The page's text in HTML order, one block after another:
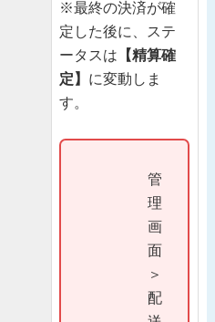
※最終の決済が確
定した後に、ステ
ータスは 【精算確
定】 に変動しま
す。
管
理
画
面
＞
配